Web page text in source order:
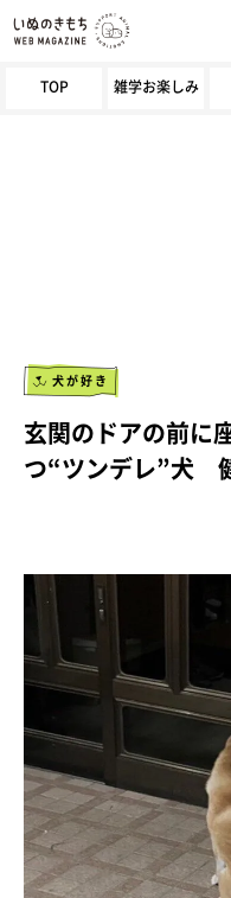
TOP 雑学お楽しみ
犬が好き
玄関のドアの前に
つ“ツンデレ”犬